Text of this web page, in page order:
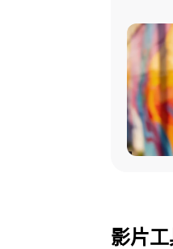
影片工